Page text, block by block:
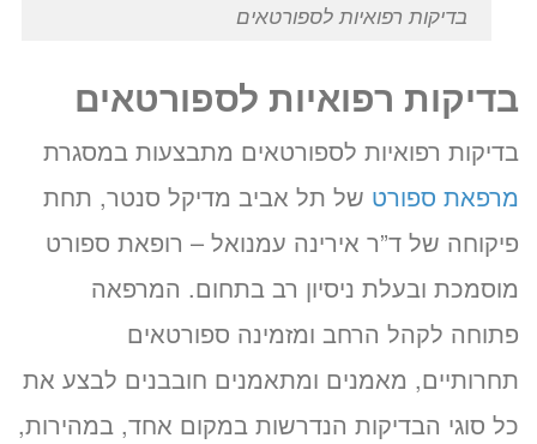
בדיקות רפואיות לספורטאים
בדיקות רפואיות לספורטאים
בדיקות רפואיות לספורטאים מתבצעות במסגרת
מרפאת ספורט של תל אביב מדיקל סנטר, תחת
פיקוחה של ד”ר אירינה עמנואל – רופאת ספורט
מוסמכת ובעלת ניסיון רב בתחום. המרפאה
פתוחה לקהל הרחב ומזמינה ספורטאים
תחרותיים, מאמנים ומתאמנים חובבנים לבצע את
כל סוגי הבדיקות הנדרשות במקום אחד, במהירות,